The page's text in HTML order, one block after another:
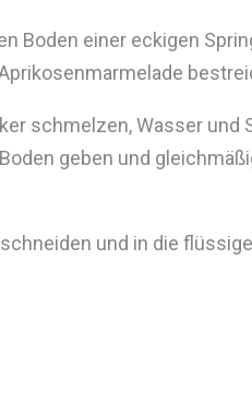
Boden einer eckigen
schmelzen, Wasser und
geben und
und in die